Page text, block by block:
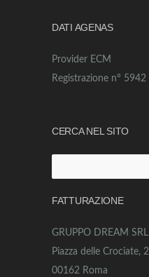
DATI AGENAS
Provider ECM
Registrazione n° 5942
CERCA NEL SITO
per:
FATTURAZIONE
GRUPPO DREAM SRL
Piazza delle Crociate, 2
00162 Roma